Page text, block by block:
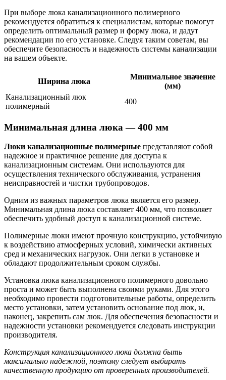
При выборе люка канализационного полимерного
рекомендуется обратиться к специалистам, которые помогут
определить оптимальный размер и форму люка, и дадут
рекомендации по его установке. Следуя таким советам, вы
обеспечите безопасность и надежность системы канализации
на вашем объекте.
Ширина люка
Минимальное значение
(мм)
Канализационный люк
полимерный
400
Минимальная длина люка — 400 мм
Люки канализационные полимерные представляют собой
надежное и практичное решение для доступа к
канализационным системам. Они используются для
осуществления технического обслуживания, устранения
неисправностей и чистки трубопроводов.
Одним из важных параметров люка является его размер.
Минимальная длина люка составляет 400 мм, что позволяет
обеспечить удобный доступ к канализационной системе.
Полимерные люки имеют прочную конструкцию, устойчивую
к воздействию атмосферных условий, химически активных
сред и механических нагрузок. Они легки в установке и
обладают продолжительным сроком службы.
Установка люка канализационного полимерного довольно
проста и может быть выполнена своими руками. Для этого
необходимо провести подготовительные работы, определить
место установки, затем установить основание под люк, и,
наконец, закрепить сам люк. Для обеспечения безопасности и
надежности установки рекомендуется следовать инструкции
производителя.
Конструкция канализационного люка должна быть
максимально надежной, поэтому следует выбирать
качественную продукцию от проверенных производителей.